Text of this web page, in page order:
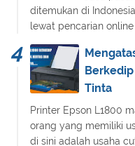
ditemukan di
lewat pencarian online
Tinta
Printer Epson L1800
orang yang memiliki
di sini adalah usaha